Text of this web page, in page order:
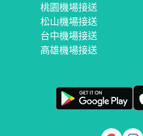
桃園機場接送
松山機場接送
台中機場接送
高雄機場接送